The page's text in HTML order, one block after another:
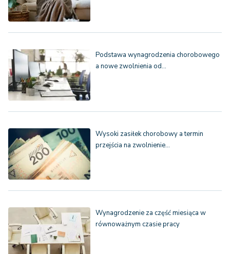
Podstawa wynagrodzenia chorobowego
a nowe zwolnienia od…
Wysoki zasiłek chorobowy a termin
przejścia na zwolnienie…
Wynagrodzenie za część miesiąca w
równoważnym czasie pracy